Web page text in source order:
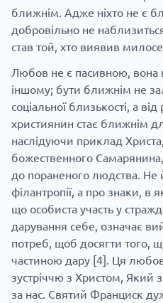
ближнім. Адже ніхто не є
добровільно не
став той, хто виявив
Любов не є пасивною, вона
іншому; бути ближнім не
соціальної близькості, а
християнин стає ближнім
наслідуючи приклад
божественного
до пораненого людства. Не
філантропії, а про знаки, в
що особиста участь у
дарування себе, означає
потреб, щоб досягти того,
частиною дару [4]. Ця
зустріччю з Христом, Який
за нас. Святий Франциск